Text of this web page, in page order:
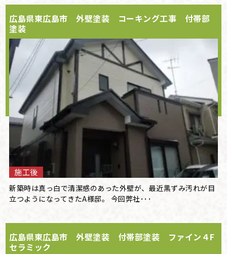
広島県東広島市 外壁塗装 コーキング工事 付帯部
塗装
施工後
新築時は真っ白で清潔感のあった外壁が、最近黒ずみ汚れが目
立つようになってきたA様邸。 今回弊社･･･
広島県東広島市 外壁塗装 付帯部塗装 ファイン４F
セラミック